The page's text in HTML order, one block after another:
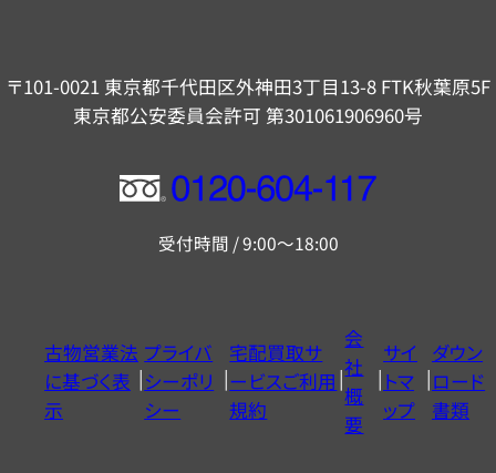
〒101-0021 東京都千代田区外神田3丁目13-8 FTK秋葉原5F
東京都公安委員会許可 第301061906960号
フ
ー
ヤ
ル
0120604117
受付時間 / 9:00～18:00
古物営業法
に基づく表
示
プライバ
シーポリ
シー
宅配買取サ
ービスご利用
規約
会
社
概
要
サイ
トマ
ップ
ダウン
ロード
書類